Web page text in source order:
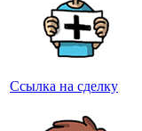
Ссылка на сделку